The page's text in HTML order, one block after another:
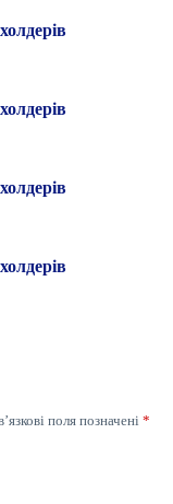
поля позначені *